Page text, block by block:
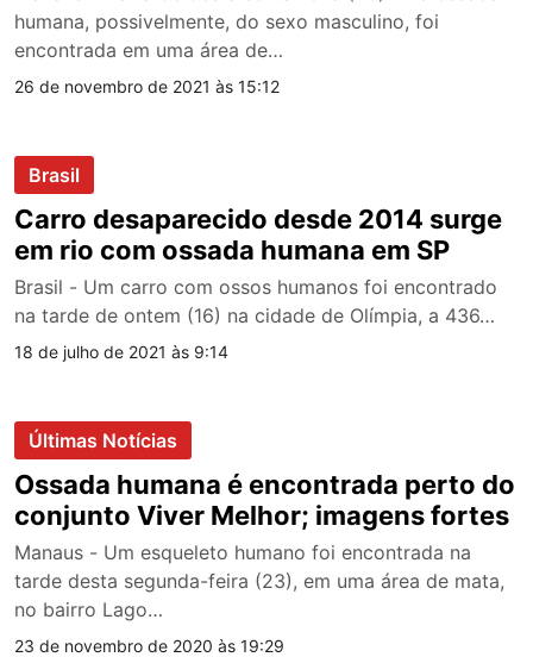
humana, possivelmente, do sexo masculino, foi
encontrada em uma área de…
26 de novembro de 2021 às 15:12
Brasil
Carro desaparecido desde 2014 surge
em rio com ossada humana em SP
Brasil - Um carro com ossos humanos foi encontrado
na tarde de ontem (16) na cidade de Olímpia, a 436…
18 de julho de 2021 às 9:14
Últimas Notícias
Ossada humana é encontrada perto do
conjunto Viver Melhor; imagens fortes
Manaus - Um esqueleto humano foi encontrada na
tarde desta segunda-feira (23), em uma área de mata,
no bairro Lago…
23 de novembro de 2020 às 19:29